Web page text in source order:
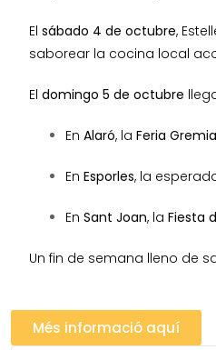
El sábado 4 de octubre,
saborear la cocina local
El domingo 5 de octubre
En Alaró, la Feria
En Esporles, la
En Sant Joan, la Fiesta
Un fin de semana lleno de
Més informació aquí